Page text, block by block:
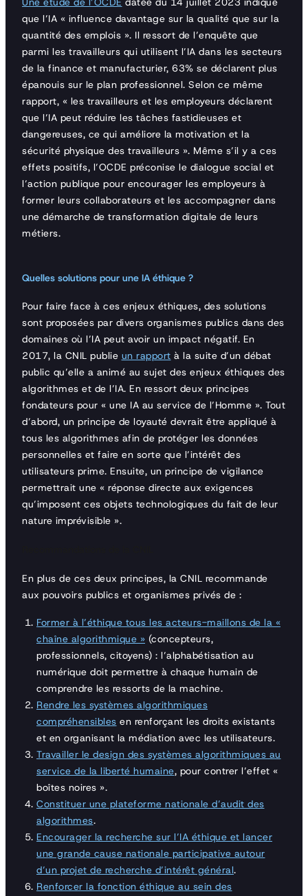
que l’IA « influence davantage sur la qualité que sur la
quantité des emplois ». Il ressort de l’enquête que
parmi les travailleurs qui utilisent l’IA dans les secteurs
de la finance et manufacturier, 63% se déclarent plus
épanouis sur le plan professionnel. Selon ce même
rapport, « les travailleurs et les employeurs déclarent
que l’IA peut réduire les tâches fastidieuses et
dangereuses, ce qui améliore la motivation et la
sécurité physique des travailleurs ». Même s’il y a ces
effets positifs, l’OCDE préconise le dialogue social et
l’action publique pour encourager les employeurs à
former leurs collaborateurs et les accompagner dans
une démarche de transformation digitale de leurs
métiers.
Quelles solutions pour une IA éthique ?
Pour faire face à ces enjeux éthiques, des solutions
sont proposées par divers organismes publics dans des
domaines où l’IA peut avoir un impact négatif. En
2017, la CNIL publie un rapport à la suite d’un débat
public qu’elle a animé au sujet des enjeux éthiques des
algorithmes et de l’IA. En ressort deux principes
fondateurs pour « une IA au service de l’Homme ». Tout
d’abord, un principe de loyauté devrait être appliqué à
tous les algorithmes afin de protéger les données
personnelles et faire en sorte que l’intérêt des
utilisateurs prime. Ensuite, un principe de vigilance
permettrait une « réponse directe aux exigences
qu’imposent ces objets technologiques du fait de leur
nature imprévisible ».
En plus de ces deux principes, la CNIL recommande
aux pouvoirs publics et organismes privés de :
Former à l’éthique tous les acteurs-maillons de la «
chaîne algorithmique » (concepteurs,
professionnels, citoyens) : l’alphabétisation au
numérique doit permettre à chaque humain de
comprendre les ressorts de la machine.
Rendre les systèmes algorithmiques
compréhensibles en renforçant les droits existants
et en organisant la médiation avec les utilisateurs.
Travailler le design des systèmes algorithmiques au
service de la liberté humaine, pour contrer l’effet «
boîtes noires ».
Constituer une plateforme nationale d’audit des
algorithmes.
Encourager la recherche sur l’IA éthique et lancer
une grande cause nationale participative autour
d’un projet de recherche d’intérêt général.
Renforcer la fonction éthique au sein des